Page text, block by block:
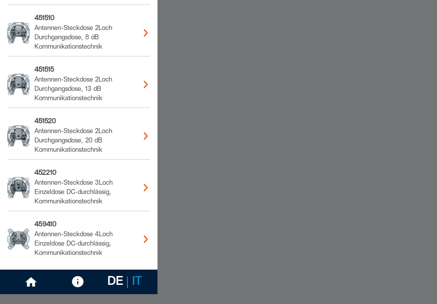
451510
Antennen-Steckdose 2Loch
Durchgangsdose, 8 dB
Kommunikationstechnik
451515
Antennen-Steckdose 2Loch
Durchgangsdose, 13 dB
Kommunikationstechnik
451520
Antennen-Steckdose 2Loch
Durchgangsdose, 20 dB
Kommunikationstechnik
452210
Antennen-Steckdose 3Loch
Einzeldose DC-durchlässig,
Kommunikationstechnik
459410
Antennen-Steckdose 4Loch
Einzeldose DC-durchlässig,
Kommunikationstechnik
DE IT